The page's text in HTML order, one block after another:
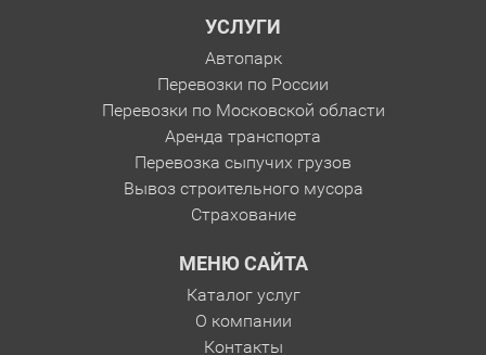
УСЛУГИ
Автопарк
Перевозки по России
Перевозки по Московской области
Аренда транспорта
Перевозка сыпучих грузов
Вывоз строительного мусора
Страхование
МЕНЮ САЙТА
Каталог услуг
О компании
Контакты